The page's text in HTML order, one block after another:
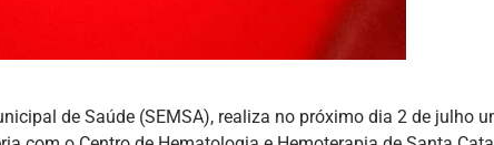
de Saúde (SEMSA), realiza no próximo dia 2 de julho